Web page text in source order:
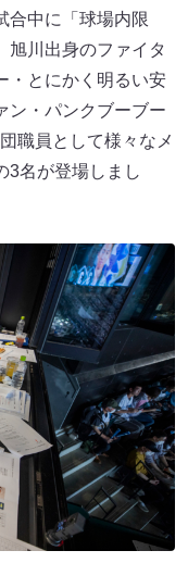
合中に「球場内限
旭川出身のファイタ
・とにかく明るい安
ン・パンクブーブー
職員として様々なメ
3名が登場しまし